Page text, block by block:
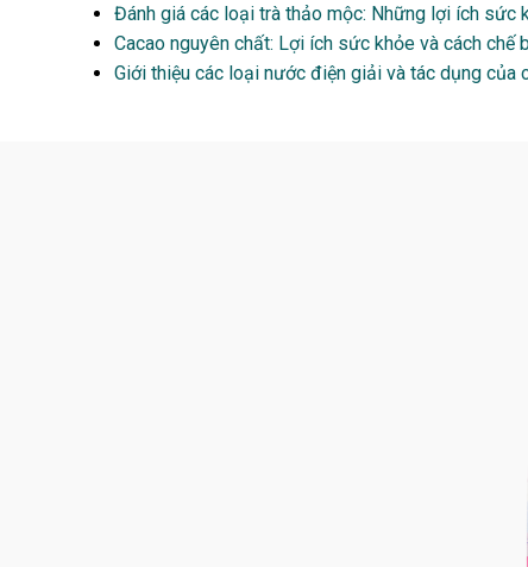
Đánh giá các loại trà thảo mộc: Những lợi ích sức
Cacao nguyên chất: Lợi ích sức khỏe và cách chế
Giới thiệu các loại nước điện giải và tác dụng của